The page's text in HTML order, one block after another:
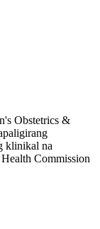
Obstetrics &
klinikal na
Commission